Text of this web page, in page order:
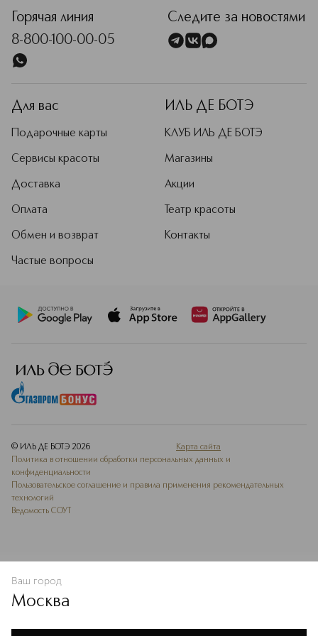
Ceramide NP, Ceramide AP, Phytosphingosine,
Cholesterol, Xanthan Gum, Carbomer, Ceramide EOP,
Limonene, Linalool, Benzyl Benzoate, Hexyl Cinnamal,
Citronellol, Geraniol
компоненты обеспечивают
глубокое увлажнение и питание
кожи.
В КОРЗИНУ
Горячая линия
8-800-100-00-05
Следите за новостями
Для вас
Подарочные карты
Сервисы красоты
Доставка
Оплата
Обмен и возврат
Частые вопросы
ИЛЬ ДЕ БОТЭ
КЛУБ ИЛЬ ДЕ БОТЭ
Магазины
Акции
Театр красоты
Контакты
© ИЛЬ ДЕ БОТЭ 2026
Карта сайта
Политика в отношении обработки персональных данных и
конфиденциальности
Пользовательское соглашение и правила применения рекомендательных
технологий
Ведомость СОУТ
Ваш город
Москва